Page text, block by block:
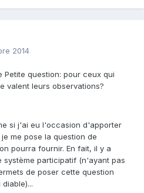
2014
Petite question: pour ceux qui
valent leurs observations?
si j'ai eu l'occasion d'apporter
me pose la question de
pourra fournir. En fait, il y a
système participatif (n'ayant pas
de poser cette question